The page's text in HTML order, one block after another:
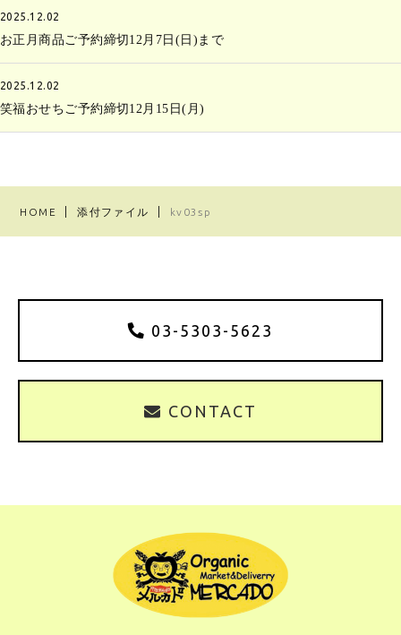
2025.12.02
お正月商品ご予約締切12月7日(日)まで
2025.12.02
笑福おせちご予約締切12月15日(月)
HOME 添付ファイル kv03sp
03-5303-5623
CONTACT